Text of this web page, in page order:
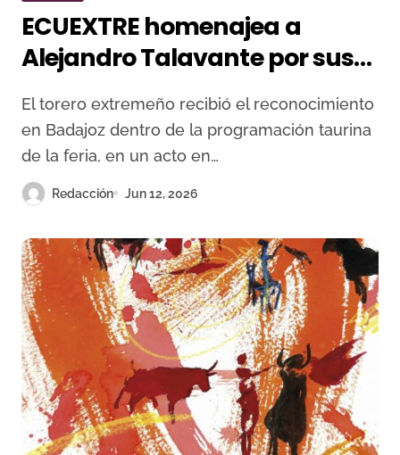
ECUEXTRE homenajea a
Alejandro Talavante por sus
veinte años de alternativa
El torero extremeño recibió el reconocimiento
en Badajoz dentro de la programación taurina
de la feria, en un acto en…
Redacción Jun 12, 2026